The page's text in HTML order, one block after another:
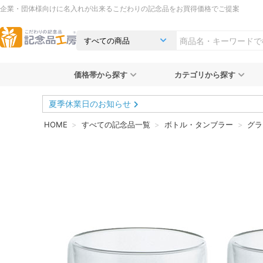
企業・団体様向けに名入れが出来るこだわりの記念品をお買得価格でご提案
価格帯から探す カテゴリから探す
夏季休業日のお知らせ
HOME すべての記念品一覧 ボトル・タンブラー グ